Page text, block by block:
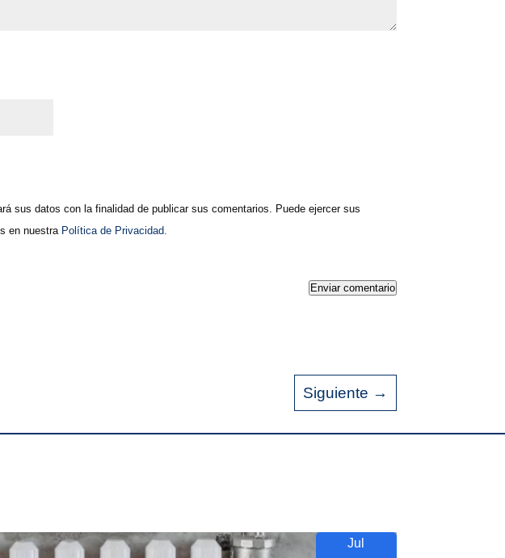
sus datos con la finalidad de publicar sus comentarios. Puede ejercer sus
en nuestra Política de Privacidad.
Enviar comentario
Siguiente →
Jul